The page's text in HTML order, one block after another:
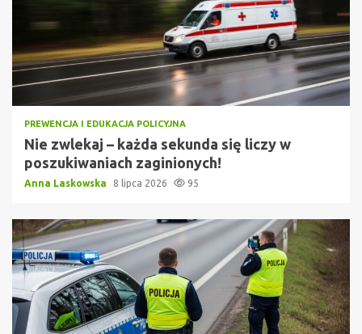
PREWENCJA I EDUKACJA POLICYJNA
Nie zwlekaj – każda sekunda się liczy w
poszukiwaniach zaginionych!
Anna Laskowska 8 lipca 2026 95